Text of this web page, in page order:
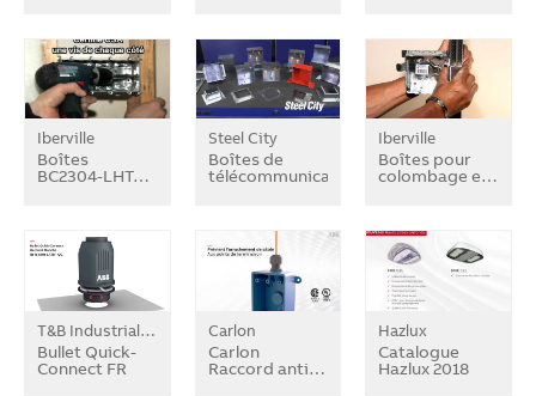
Iberville
Boîtes
BC2304-LHT…
Steel City
Boîtes de
télécommunication…
Iberville
Boîtes pour
colombage e…
T&B Industrial Fitting
Bullet Quick-
Connect FR
Carlon
Carlon
Raccord anti…
Hazlux
Catalogue
Hazlux 2018